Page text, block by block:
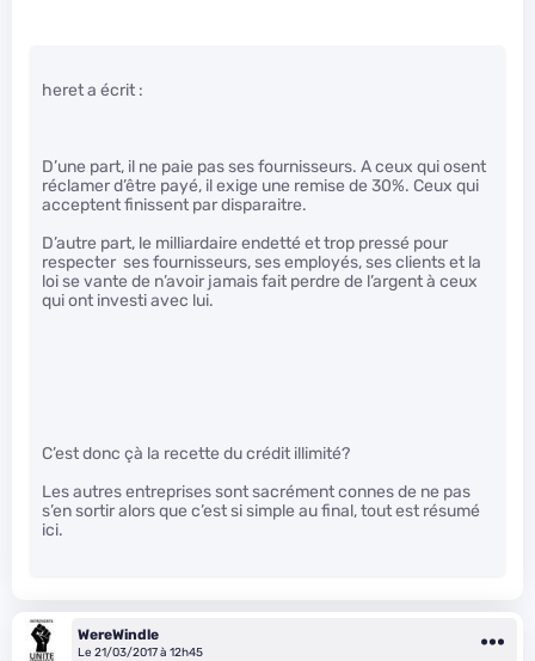
heret a écrit :
D’une part, il ne paie pas ses fournisseurs. A ceux qui osent
réclamer d’être payé, il exige une remise de 30%. Ceux qui
acceptent finissent par disparaitre.
D’autre part, le milliardaire endetté et trop pressé pour
respecter ses fournisseurs, ses employés, ses clients et la
loi se vante de n’avoir jamais fait perdre de l’argent à ceux
qui ont investi avec lui.
C’est donc çà la recette du crédit illimité?
Les autres entreprises sont sacrément connes de ne pas
s’en sortir alors que c’est si simple au final, tout est résumé
ici.
WereWindle
Le 21/03/2017 à 12h45